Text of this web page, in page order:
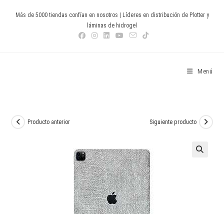
Más de 5000 tiendas confían en nosotros | Líderes en distribución de Plotter y
láminas de hidrogel
Menú
Producto anterior Siguiente producto